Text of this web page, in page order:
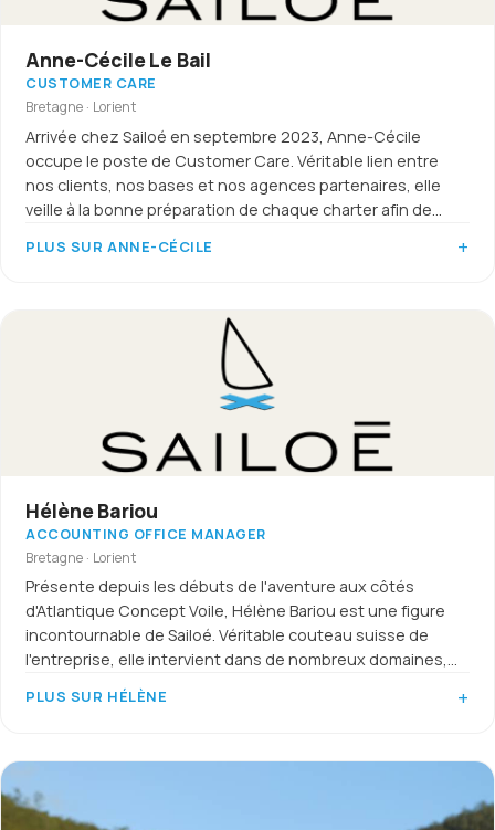
Anne-Cécile Le Bail
CUSTOMER CARE
Bretagne · Lorient
Arrivée chez Sailoé en septembre 2023, Anne-Cécile
occupe le poste de Customer Care. Véritable lien entre
nos clients, nos bases et nos agences partenaires, elle
veille à la bonne préparation de chaque charter afin de
garantir une expérience de navigation sereine et réussie.
PLUS SUR ANNE-CÉCILE
Hélène Bariou
ACCOUNTING OFFICE MANAGER
Bretagne · Lorient
Présente depuis les débuts de l'aventure aux côtés
d'Atlantique Concept Voile, Hélène Bariou est une figure
incontournable de Sailoé. Véritable couteau suisse de
l'entreprise, elle intervient dans de nombreux domaines,
de la logistique à l'administration, en passant par le suivi
comptable et l'accompagnement commercial.
PLUS SUR HÉLÈNE